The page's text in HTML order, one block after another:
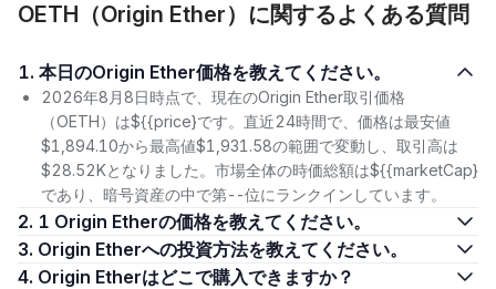
OETH（Origin Ether）に関するよくある質問
1. 本日のOrigin Ether価格を教えてください。
2026年8月8日時点で、現在のOrigin Ether取引価格
（OETH）は${{price}です。直近24時間で、価格は最安値
$1,894.10から最高値$1,931.58の範囲で変動し、取引高は
$28.52Kとなりました。市場全体の時価総額は${{marketCap}
であり、暗号資産の中で第--位にランクインしています。
2. 1 Origin Etherの価格を教えてください。
3. Origin Etherへの投資方法を教えてください。
4. Origin Etherはどこで購入できますか？